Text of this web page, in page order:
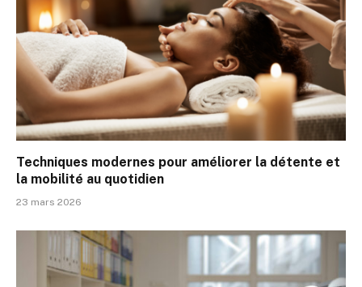
Techniques modernes pour améliorer la détente et
la mobilité au quotidien
23 mars 2026